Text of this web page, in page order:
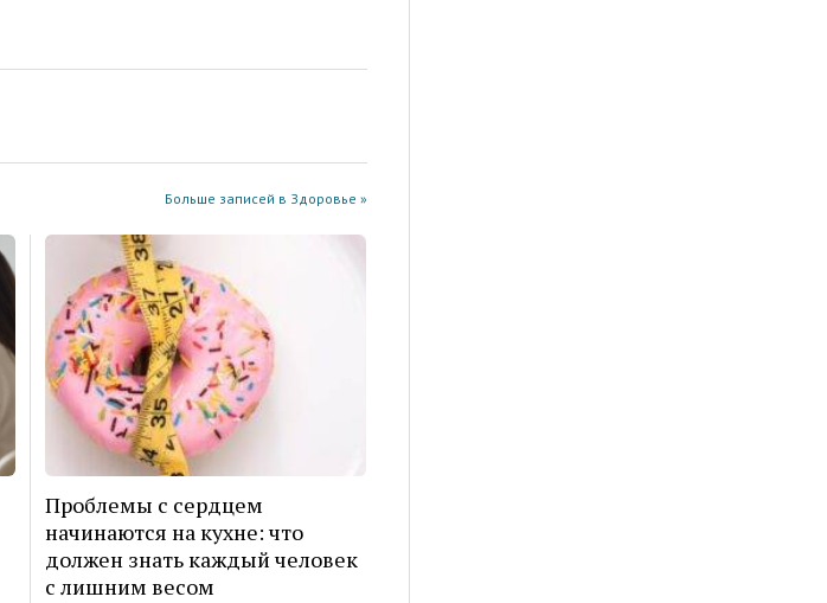
Больше записей в Здоровье »
Проблемы с сердцем
начинаются на кухне: что
должен знать каждый человек
с лишним весом